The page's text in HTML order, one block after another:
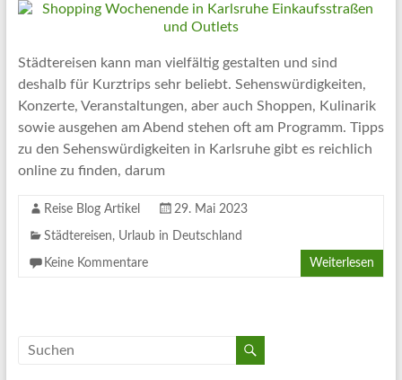
zum
Thema
Reisen
Städtereisen kann man vielfältig gestalten und sind
deshalb für Kurztrips sehr beliebt. Sehenswürdigkeiten,
Konzerte, Veranstaltungen, aber auch Shoppen, Kulinarik
sowie ausgehen am Abend stehen oft am Programm. Tipps
zu den Sehenswürdigkeiten in Karlsruhe gibt es reichlich
online zu finden, darum
Reise Blog Artikel 29. Mai 2023
Städtereisen, Urlaub in Deutschland
Keine Kommentare Weiterlesen